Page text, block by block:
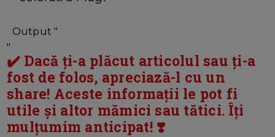
Output "
"
✔️ Dacă ți-a plăcut articolul sau ți-a
fost de folos, apreciază-l cu un
share! Aceste informații le pot fi
utile și altor mămici sau tătici. Îți
mulțumim anticipat! ❣️